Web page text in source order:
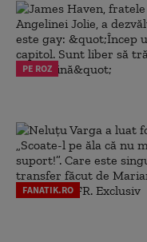
PE ROZ
FANATIK.RO